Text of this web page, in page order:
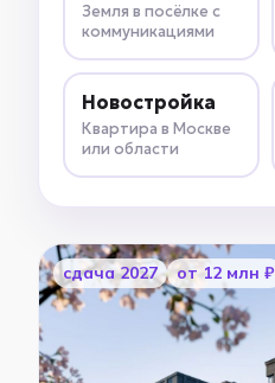
Земля в посёлке с
коммуникациями
Новостройка
Квартира в Москве
или области
cдача 2027 от 12 млн ₽